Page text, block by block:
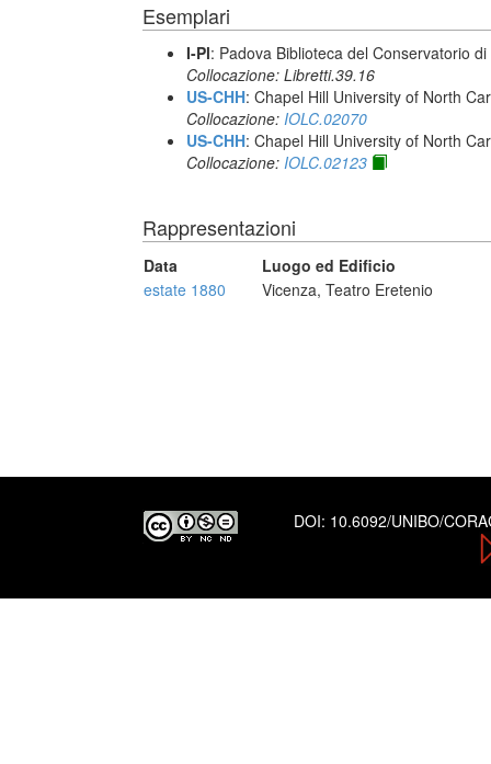
Esemplari
I-Pl: Padova Biblioteca del Conservatorio
Collocazione: Libretti.39.16
US-CHH: Chapel Hill University of North
Collocazione: IOLC.02070
US-CHH: Chapel Hill University of North
Collocazione: IOLC.02123
Rappresentazioni
Data
Luogo ed Edificio
estate 1880
Vicenza, Teatro Eretenio
DOI: 10.6092/UNIBO/